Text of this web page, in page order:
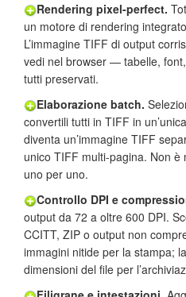
Rendering pixel-perfect.
un motore di rendering
L’immagine TIFF di output
vedi nel browser — tabelle,
tutti preservati.
Elaborazione batch.
convertili tutti in TIFF in
diventa un’immagine TIFF
unico TIFF multi-pagina. Non
uno per uno.
Controllo DPI e
output da 72 a oltre 600 DPI.
CCITT, ZIP o output non
immagini nitide per la stampa;
dimensioni del file per